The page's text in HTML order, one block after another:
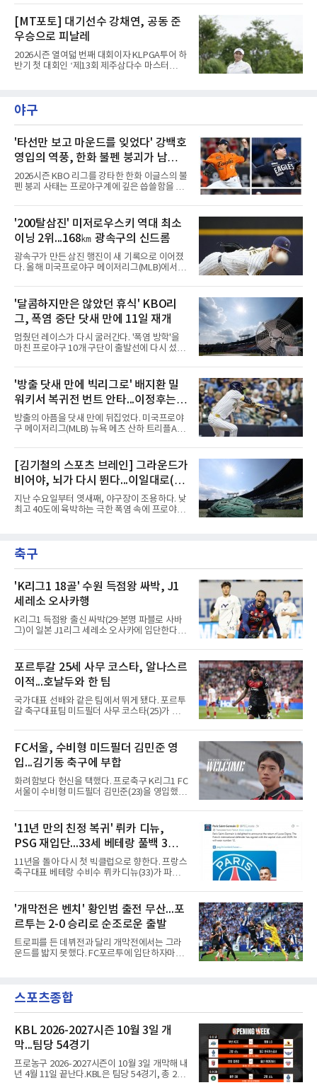
위를 뛰어넘는 최고 성적을 냈다. 당시 그는
2022년 출범한 LIV 골프에서
10일(한국시간) 미국 노스캐롤라이나주 그린즈
버러의 세지필드 컨트리클럽(파70)에서 열린 최
종 4라운드에서 버디 3개를 잡았으나 보기 1개
와 더블보기 1개가 나오며 이븐파 70타에 그쳤
다. 최종 합계 15언더파 265타로 해리 홀(잉글랜
드)과 공동 5위였다. 우승자 마이클 브레넌(미국
·22언더파 258타)과는 7타 차다.기회는 있었다.
에 1타 뒤진 3위로 시즌 2승을 노렸다. 그러나 마
지막 날 타수를 줄이지 못하며
[MT포토] 대기선수 강채연, 공동 준
우승으로 피날레
2026시즌 열여덟 번째 대회이자 KLPGA투어 하
반기 첫 대회인 ‘제13회 제주삼다수 마스터
드 경기가 펼쳐졌다.강채연이 18번 홀에서 경기
하고 있다.
야구
'타선만 보고 마운드를 잊었다' 강백호
영입의 역풍, 한화 불펜 붕괴가 남긴
뼈아픈 교훈...김범수, 한승혁, 김서
현, 정우주, 어디에?
2026시즌 KBO 리그를 강타한 한화 이글스의 불
펜 붕괴 사태는 프로야구계에 깊은 씁쓸함을 남
색하게 만들 만큼, 마운드의 핵심 기둥들이 무더
기로 흔들리거나 팀을 떠났다. 화려한 타선 보강
뒤에 가려져 있던 투수진의 민낯이 고스란히 드
러난 셈이다.이번 참사의 도화선은 헐거워진 마
운드 뎁스 그 자체였다. 지난 스토브리그에서 한
화는 최대 100억 원을 투자해 거물 타자 강백호
를 전격 영입하며 타선의 파괴력을 극대화했다.
적으로 FA 자격으로 팀을 떠난 김범수는 KIA 타
이거즈로 유니폼을 갈아입
'200탈삼진' 미저로우스키 역대 최소
이닝 2위...168㎞ 광속구의 신드롬
광속구가 만든 삼진 행진이 새 기록으로 이어졌
다. 올해 미국프로야구 메이저리그(MLB)에서 시
완 제이컵 미저로우스키(밀워키 브루어스)가 역
대 최소 이닝 시즌 200탈삼진 2위 기록을 세웠
다.미저로우스키는 10일(한국시간) 미국 위스콘
신주 밀워키 아메리칸패밀리필드에서 열린 미네
소타 트윈스전에 선발로 나서 6이닝 9탈삼진 3
실점을 기록했다. 3회 첫 타자 앨런 로든을 헛스
윙 삼진으로 처리하며 시즌 200번째 삼진을 잡
닝 신기록을 세웠다. MLB닷컴이 엘리어스 스포
츠뷰로 자료를 인용해 소개한 바에
'달콤하지만은 않았던 휴식' KBO리
그, 폭염 중단 닷새 만에 11일 재개
멈췄던 레이스가 다시 굴러간다. '폭염 방학'을
마친 프로야구 10개 구단이 출발선에 다시 섰다.
SOL KBO리그는 11일 전국 5개 구장 경기를 시
작으로 일정을 이어간다. 국제종합대회 대표 파
견을 제외하면 정규리그가 다른 사유로 멈춘 것
은 코로나19 집단 감염을 겪은 2021년 7월 이후
5년 만이자 역대 두 번째다. KBO 사무국은 더위
가 최고조에 이른 5∼9일 25경기를 전면 취소하
고 9월 이후 일정을 다시 편성해 치르기로 했다.
시면 경기 시간은 예전으로 돌아갈 수 있다.선수
들에게는 올해 세 번째 출발이
'방출 닷새 만에 빅리그로' 배지환 밀
워키서 복귀전 번트 안타...이정후는
타율 2할대로
방출의 아픔을 닷새 만에 뒤집었다. 미국프로야
구 메이저리그(MLB) 뉴욕 메츠 산하 트리플A에
스 이적과 동시에 빅리그에 복귀했다.배지환은
10일(한국시간) 미국 위스콘신주 밀워키 아메리
칸패밀리필드에서 열린 미네소타 트윈스전에 밀
워키 유니폼을 입고 나섰다. 구단은 이날 마이너
리그 계약한 배지환을 26인 로스터에 올렸다고
발표했다.복귀 무대에서 결과도 나왔다. 3-3으
로 맞선 7회초 2루 대수비로 들어간 그는 7회말
연속 빅리그를 누볐던 그의 올 시즌 첫 안타였다.
9회말 무사 1루에서도 보내
[김기철의 스포츠 브레인] 그라운드가
비어야, 뇌가 다시 뛴다...이일대로(以
逸待勞)의 지혜
지난 수요일부터 엿새째, 야구장이 조용하다. 낮
최고 40도에 육박하는 극한 폭염 속에 프로야구
다. 문밖을 나서면 거리는 사우나 한증막이고 10
여 분 걷기도 힘들고 머리도 멍해지는 날이 계속
지금 이 침묵은 승리도 패배도 아닌 다른 질문을
던진다. 왜 뛰지 않는 쪽이 오히려 더 똑똑한 선
택일 수 있을까.우리 뇌 깊숙한 곳, 뇌간 바로 위
에는 체온을 24시간 감시하는 자동 온도조절기
가 있다. 시상하부라는 이 작은 기관은 혈액 온도
가 0.5도만
축구
'K리그1 18골' 수원 득점왕 싸박, J1
세레소 오사카행
K리그1 득점왕 출신 싸박(29·본명 파블로 사바
그)이 일본 J1리그 세레소 오사카에 입단한다.세
아버지와 팔레스타인인 어머니 사이에서 콜롬비
아 바랑키야에서 태어난 그는 콜롬비아·시리아
국적을 갖고 있다.190㎝ 신장을 활용한 플레이
가 강점인 싸박은 데포르티보 칼리에서 데뷔해
톤델라(포르투갈), 뉴웰스 올드 보이스(아르헨
티나)를 거쳐 2025년 수원FC에 합류했다. 지난
해 플레이오프 2경기(1골)를 포함해 리그 36경
해는 리비아 1부 알아흘리 트리폴리에서 뛰었
다. 2024년부터 시리아 국가대표로
포르투갈 25세 사무 코스타, 알나스르
이적...호날두와 한 팀
국가대표 선배와 같은 팀에서 뛰게 됐다. 포르투
갈 축구대표팀 미드필더 사무 코스타(25)가 사
스티아누 호날두와 함께한다.사우디 프로리그
디펜딩 챔피언 알나스르는 9일(현지시간) 스페
인 라리가 마요르카에서 코스타를 영입했다고
발표했다. 구단은 사회관계망서비스(SNS)에 여
정이 시작된다며, 전투에서 승리한 기사가 갑옷
을 벗자 팀 유니폼을 입은 코스타가 나타나는 영
상을 함께 올렸다. 마요르카도 이적 합의를 알리
서 프로에 데뷔한 2000년생 수비형 미드필더인
그는 UD 알메리아(스페인)를 거
FC서울, 수비형 미드필더 김민준 영
입...김기동 축구에 부합
화려함보다 헌신을 택했다. 프로축구 K리그1 FC
서울이 수비형 미드필더 김민준(23)을 영입했다
은 대학 무대를 지나 최근 K4리그 서산 파이오니
아FC에서 뛰었다. 180㎝의 신장을 갖춘 그에 대
해 서울 구단은 활동량과 기동력, 중원에서 공수
균형을 잡아주는 플레이가 강점이라고 설명했
다.영입 배경은 감독의 축구 색깔과 맞닿아 있다.
서울은 화려하지 않아도 끊임없이 움직이며 팀
에 헌신하는 김민준의 플레이를 높이 샀다. 많은
니라 성장 가능성까지 고려해 영입을 결정했다.
효과도 기대된다. K리그1
'11년 만의 친정 복귀' 뤼카 디뉴,
PSG 재입단...33세 베테랑 풀백 3년
계약
11년을 돌아 다시 첫 빅클럽으로 향한다. 프랑스
축구대표 베테랑 수비수 뤼카 디뉴(33)가 파리
10일(한국시간) 애스턴 빌라(잉글랜드)에서 뛰
어온 디뉴를 재영입했다고 발표했다. 계약 기간
은 2029년까지 3년이며, 등번호는 12번이다. 구
체적인 이적료는 공개되지 않았으나 영국 BBC
는 PSG가 왼쪽 풀백 디뉴의 바이아웃인 850만
파운드(약 162억원)를 애스턴 빌라에 지불하기
로 했다고 전했다.돌아오는 길은 길었다. 프랑스
프랑스컵 1회, 리그컵 2회 우승 등을 경험했다.
이후 AS로마 임대와 바르셀로나(스페
'개막전은 벤치' 황인범 출전 무산...포
르투는 2-0 승리로 순조로운 출발
트로피를 든 데뷔전과 달리 개막전에서는 그라
운드를 밟지 못했다. FC포르투에 입단하자마자
이스타디우 두 드라강에서 열린 알베르카와의
2026-2027 포르투갈 프리메이라리가 1라운드
킥에서 나왔다. 전반 9분 안드레 실바가 상대 골
키퍼의 반칙으로 얻은 페널티킥을 직접 성공시
켰고, 전반 44분에는 가브리 베이가가 또 한 번
의 페널티킥을 침착하게 마무리했다.이로써 지
난 시즌 챔피언 포르투는 리그 2연패이자 통산
32번째 우승을 향한 첫발을 기분 좋
스포츠종합
KBL 2026-2027시즌 10월 3일 개
막...팀당 54경기
프로농구 2026-2027시즌이 10월 3일 개막해 내
년 4월 11일 끝난다.KBL은 팀당 54경기, 총 270